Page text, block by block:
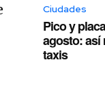
Ciudades
Pico y
agosto: así
taxis